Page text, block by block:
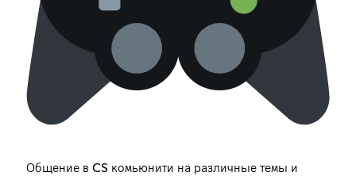
Общение в CS комьюнити на различные темы и